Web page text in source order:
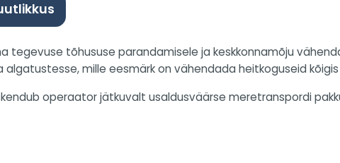
tegevuse tõhususe parandamisele ja keskkonnamõju
mille eesmärk on vähendada heitkoguseid
operaator jätkuvalt usaldusväärse meretranspordi